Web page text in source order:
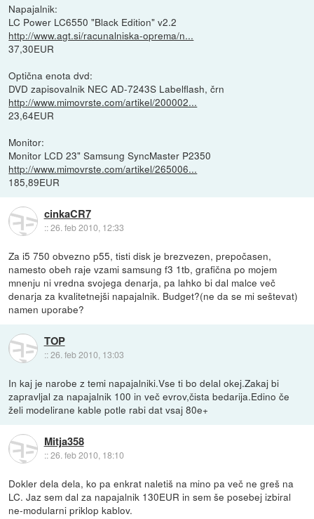
Napajalnik:
LC Power LC6550 "Black Edition" v2.2
http://www.agt.si/racunalniska-oprema/n...
37,30EUR
Optična enota dvd:
DVD zapisovalnik NEC AD-7243S Labelflash, črn
http://www.mimovrste.com/artikel/200002...
23,64EUR
Monitor:
Monitor LCD 23" Samsung SyncMaster P2350
http://www.mimovrste.com/artikel/265006...
185,89EUR
cinkaCR7
::26. feb 2010, 12:33
Za i5 750 obvezno p55, tisti disk je brezvezen, prepočasen,
namesto obeh raje vzami samsung f3 1tb, grafična po mojem
mnenju ni vredna svojega denarja, pa lahko bi dal malce več
denarja za kvalitetnejši napajalnik. Budget?(ne da se mi seštevat)
namen uporabe?
TOP
::26. feb 2010, 13:03
In kaj je narobe z temi napajalniki.Vse ti bo delal okej.Zakaj bi
zapravljal za napajalnik 100 in več evrov,čista bedarija.Edino če
želi modelirane kable potle rabi dat vsaj 80e+
Mitja358
::26. feb 2010, 18:10
Dokler dela dela, ko pa enkrat naletiš na mino pa več ne greš na
LC. Jaz sem dal za napajalnik 130EUR in sem še posebej izbiral
ne-modularni priklop kablov.